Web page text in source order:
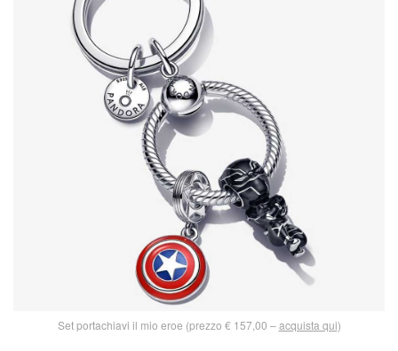
Set portachiavi il mio eroe (prezzo € 157,00 –acquista qui)